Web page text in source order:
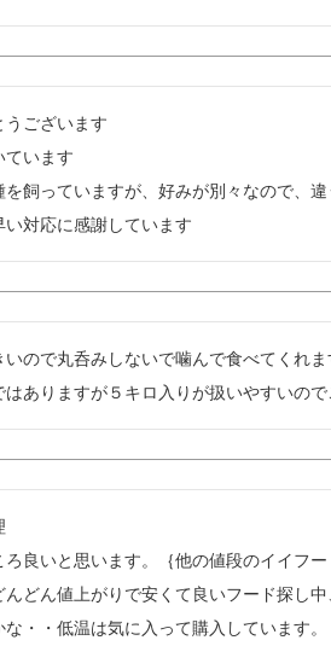
うございます
ています
を飼っていますが、好みが別々なので、
い対応に感謝しています
いので丸呑みしないで噛んで食べてくれ
はありますが５キロ入りが扱いやすいので
ろ良いと思います。｛他の値段のイイフ
んどん値上がりで安くて良いフード探し
な・・低温は気に入って購入しています。